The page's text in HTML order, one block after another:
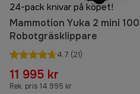
24-pack knivar på köpet!
Mammotion Yuka 2 mini
Robotgräsklippare
4.7 (21)
11 995 kr
Rek. pris 14 995 kr